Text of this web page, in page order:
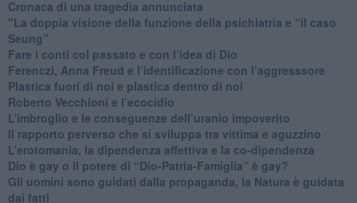
​Cronaca di una tragedia annunciata
"​La doppia visione della funzione della psichiatria e “il caso
Seung”
​Fare i conti col passato e con l’idea di Dio
​Ferenczi, Anna Freud e l’identificazione con l’aggresssore
Plastica fuori di noi e plastica dentro di noi
​Roberto Vecchioni e l’ecocidio
​L’imbroglio e le conseguenze dell’uranio impoverito
​Il rapporto perverso che si sviluppa tra vittima e aguzzino
L’erotomania, la dipendenza affettiva e la co-dipendenza
​Dio è gay o il potere di “Dio-Patria-Famiglia” è gay?
​Gli uomini sono guidati dalla propaganda, la Natura è guidata
dai fatti